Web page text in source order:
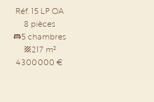
Réf. 15 LP OA
8 pièces
5 chambres
217 m²
4 300 000 €